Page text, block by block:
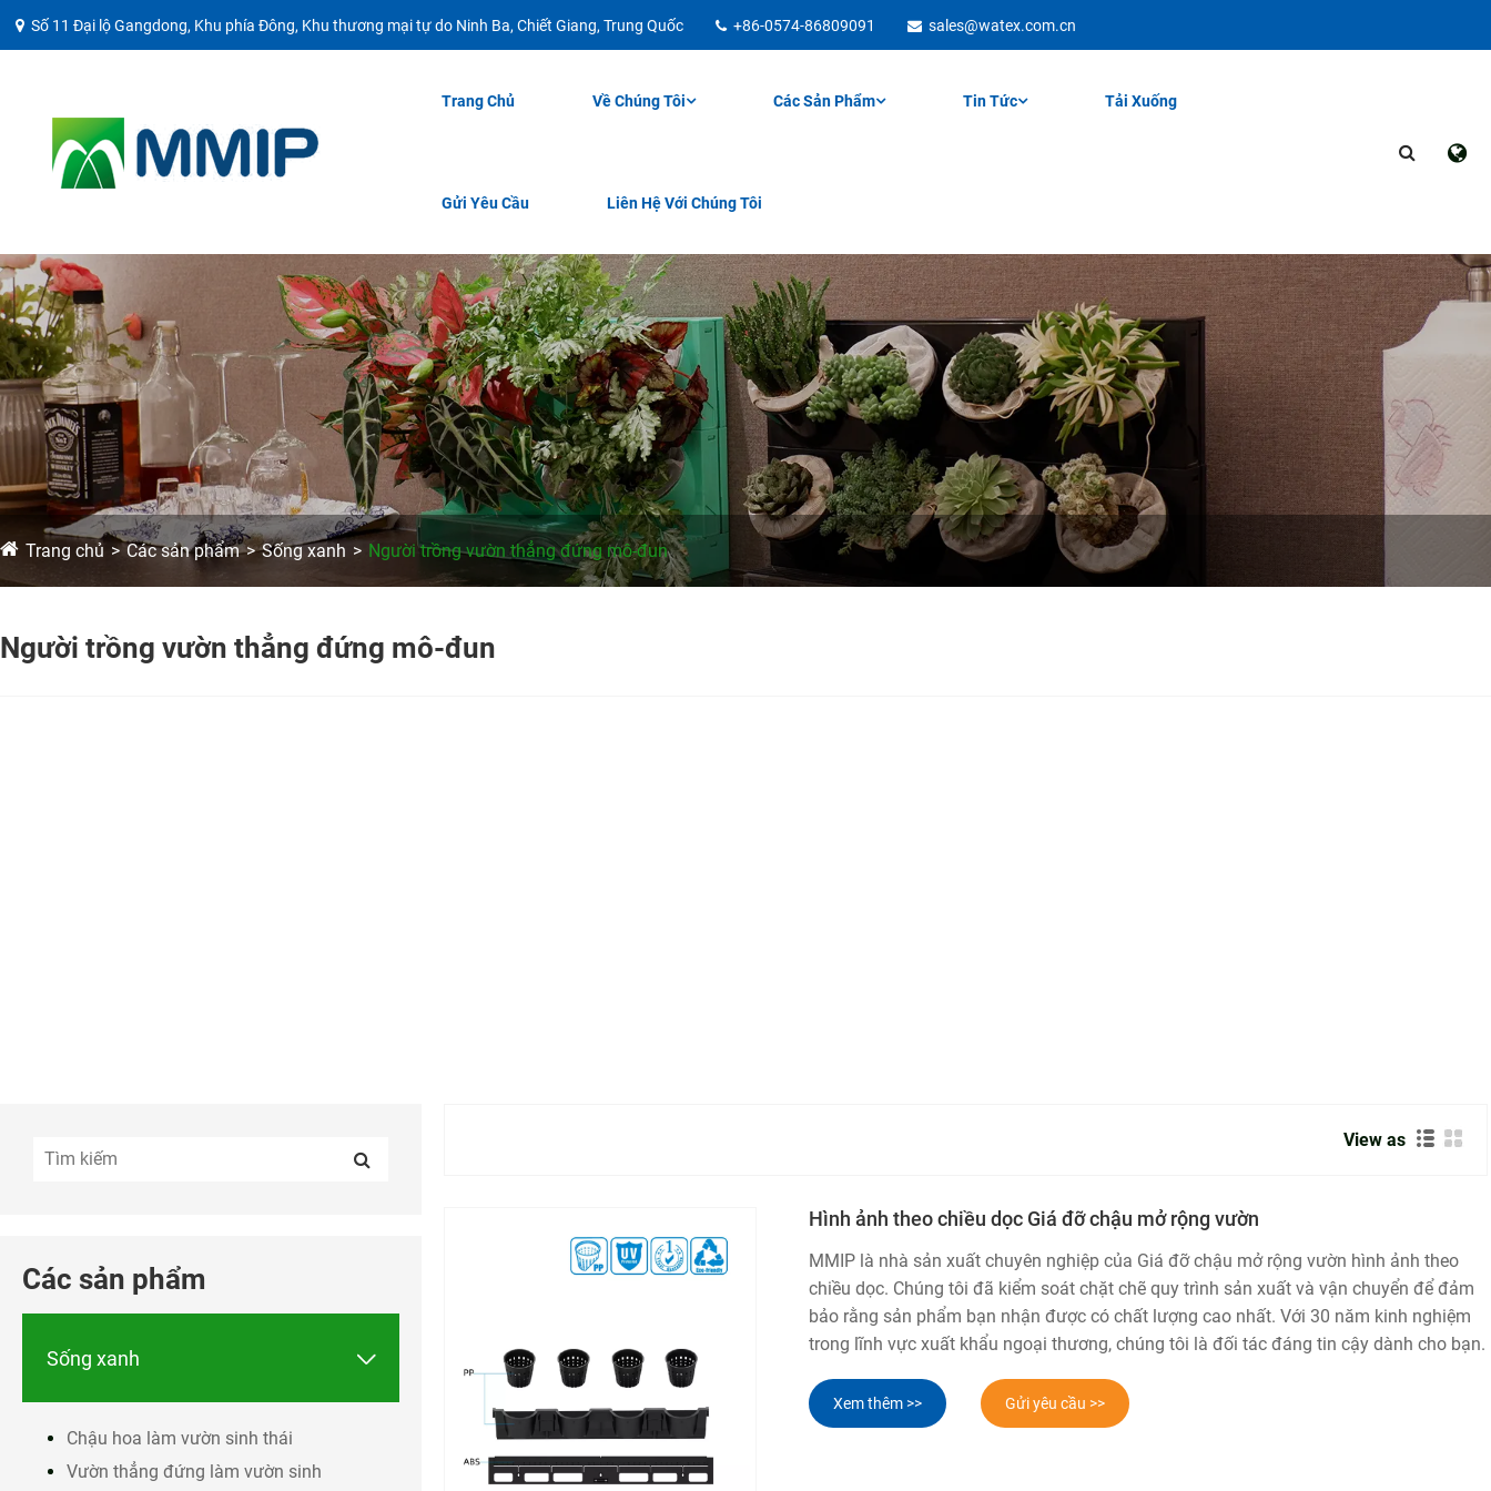
Số 11 Đại lộ Gangdong, Khu phía Đông, Khu thương mại tự do Ninh Ba, Chiết Giang, Trung Quốc +86-0574-86809091 sales@watex.com.cn
Trang Chủ Về Chúng Tôi Các Sản Phẩm Tin Tức Tải Xuống
Gửi Yêu Cầu Liên Hệ Với Chúng Tôi
Trang chủ Các sản phẩm Sống xanh Người trồng vườn thẳng đứng mô-đun
Người trồng vườn thẳng đứng mô-đun
Các sản phẩm
Sống xanh 
Chậu hoa làm vườn sinh thái
Vườn thẳng đứng làm vườn sinh
View as
Hình ảnh theo chiều dọc Giá đỡ chậu mở rộng vườn
MMIP là nhà sản xuất chuyên nghiệp của Giá đỡ chậu mở rộng vườn hình ảnh theo
chiều dọc. Chúng tôi đã kiểm soát chặt chẽ quy trình sản xuất và vận chuyển để đảm
bảo rằng sản phẩm bạn nhận được có chất lượng cao nhất. Với 30 năm kinh nghiệm
trong lĩnh vực xuất khẩu ngoại thương, chúng tôi là đối tác đáng tin cậy dành cho bạn.
Xem thêm >> Gửi yêu cầu >>